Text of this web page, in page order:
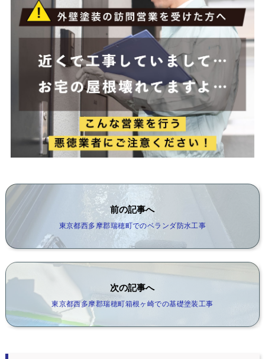
前の記事へ
東京都西多摩郡瑞穂町でのベランダ防水工事
次の記事へ
東京都西多摩郡瑞穂町箱根ヶ崎での基礎塗装工事